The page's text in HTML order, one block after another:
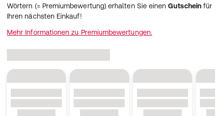
Wörtern (= Premiumbewertung) erhalten Sie einenGutschein für
Ihren nächsten Einkauf!
Mehr Informationen zu Premiumbewertungen.